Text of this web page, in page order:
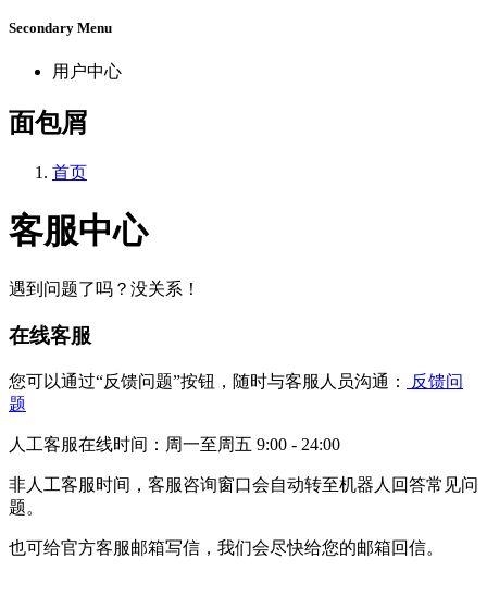
Secondary Menu
用户中心
面包屑
首页
客服中心
遇到问题了吗？没关系！
在线客服
您可以通过“反馈问题”按钮，随时与客服人员沟通：
反馈问
题
人工客服在线时间：周一至周五 9:00 - 24:00
非人工客服时间，客服咨询窗口会自动转至机器人回答常见问
题。
也可给官方客服邮箱写信，我们会尽快给您的邮箱回信。